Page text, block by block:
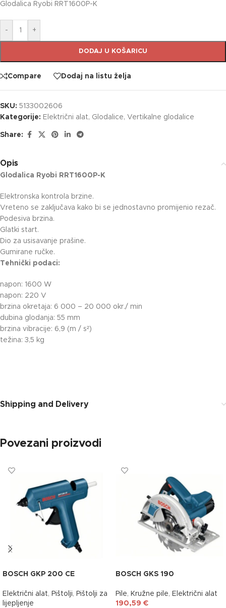
Glodalica Ryobi RRT1600P-K
- +
DODAJ U KOŠARICU
Compare Dodaj na listu želja
SKU: 5133002606
Kategorije: Električni alat, Glodalice, Vertikalne glodalice
Share:
Opis
Glodalica Ryobi RRT1600P-K
Elektronska kontrola brzine.
Vreteno se zaključava kako bi se jednostavno promijenio rezač.
Podesiva brzina.
Glatki start.
Dio za usisavanje prašine.
Gumirane ručke.
Tehnički podaci:
napon: 1600 W
napon: 220 V
brzina okretaja: 6 000 – 20 000 okr./ min
dubina glodanja: 55 mm
brzina vibracije: 6,9 (m / s²)
težina: 3,5 kg
Shipping and Delivery
Povezani proizvodi
BOSCH GKP 200 CE
Električni alat, Pištolji, Pištolji za
lijepljenje
BOSCH GKS 190
Pile, Kružne pile, Električni alat
190,59 €